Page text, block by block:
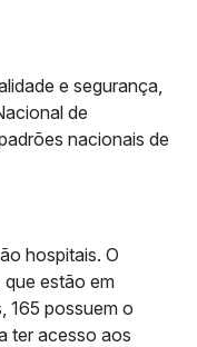
e segurança,
de
nacionais de
hospitais. O
estão em
165 possuem o
ter acesso aos